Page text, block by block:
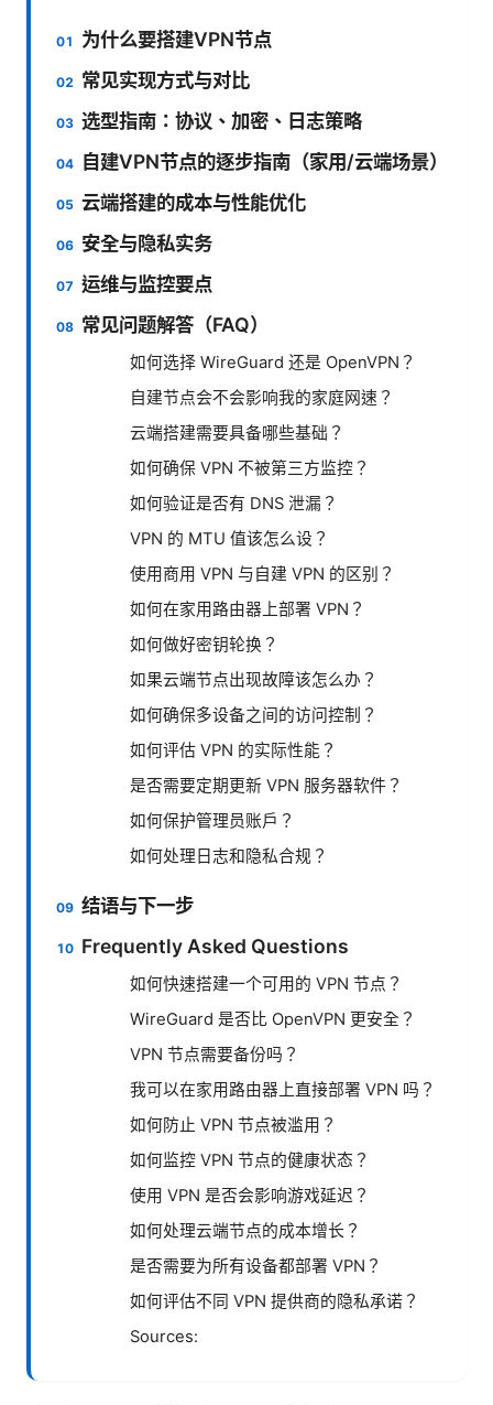
为什么要搭建VPN节点
常见实现方式与对比
选型指南：协议、加密、日志策略
自建VPN节点的逐步指南（家用/云端场景）
云端搭建的成本与性能优化
安全与隐私实务
运维与监控要点
常见问题解答（FAQ）
如何选择 WireGuard 还是 OpenVPN？
自建节点会不会影响我的家庭网速？
云端搭建需要具备哪些基础？
如何确保 VPN 不被第三方监控？
如何验证是否有 DNS 泄漏？
VPN 的 MTU 值该怎么设？
使用商用 VPN 与自建 VPN 的区别？
如何在家用路由器上部署 VPN？
如何做好密钥轮换？
如果云端节点出现故障该怎么办？
如何确保多设备之间的访问控制？
如何评估 VPN 的实际性能？
是否需要定期更新 VPN 服务器软件？
如何保护管理员账户？
如何处理日志和隐私合规？
结语与下一步
Frequently Asked Questions
如何快速搭建一个可用的 VPN 节点？
WireGuard 是否比 OpenVPN 更安全？
VPN 节点需要备份吗？
我可以在家用路由器上直接部署 VPN 吗？
如何防止 VPN 节点被滥用？
如何监控 VPN 节点的健康状态？
使用 VPN 是否会影响游戏延迟？
如何处理云端节点的成本增长？
是否需要为所有设备都部署 VPN？
如何评估不同 VPN 提供商的隐私承诺？
Sources: